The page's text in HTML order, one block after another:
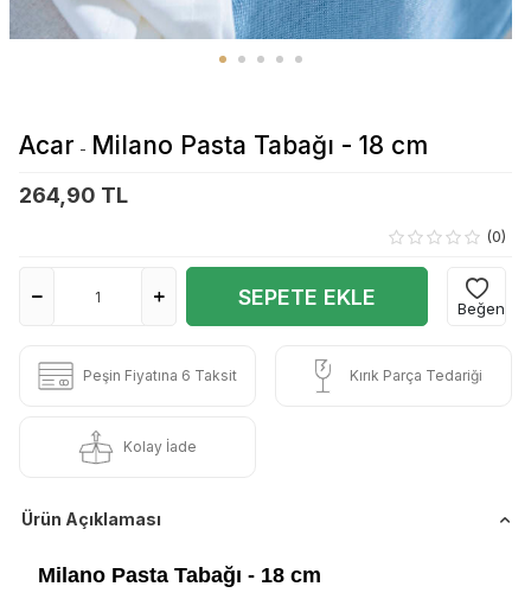
Acar - Milano Pasta Tabağı - 18 cm
264,90 TL
(0)
SEPETE EKLE Beğen
Peşin Fiyatına 6 Taksit Kırık Parça Tedariği
Kolay İade
Ürün Açıklaması
Milano Pasta Tabağı - 18 cm